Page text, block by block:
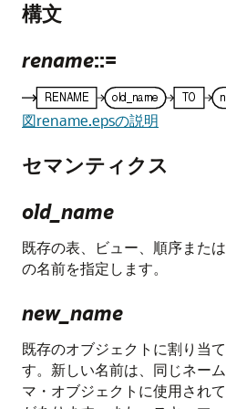
構文
rename::=
図rename.epsの説明
セマンティクス
old_name
既存の表、ビュー、順序また
の名前を指定します。
new_name
既存のオブジェクトに割り当
す。新しい名前は、同じネー
マ・オブジェクトに使用され